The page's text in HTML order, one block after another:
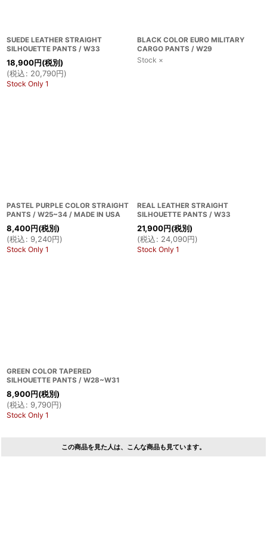
SUEDE LEATHER STRAIGHT
SILHOUETTE PANTS / W33
18,900円(税別)
(税込: 20,790円)
Stock Only 1
BLACK COLOR EURO MILITARY
CARGO PANTS / W29
Stock ×
PASTEL PURPLE COLOR STRAIGHT
PANTS / W25~34 / MADE IN USA
8,400円(税別)
(税込: 9,240円)
Stock Only 1
REAL LEATHER STRAIGHT
SILHOUETTE PANTS / W33
21,900円(税別)
(税込: 24,090円)
Stock Only 1
GREEN COLOR TAPERED
SILHOUETTE PANTS / W28~W31
8,900円(税別)
(税込: 9,790円)
Stock Only 1
この商品を見た人は、こんな商品も見ています。